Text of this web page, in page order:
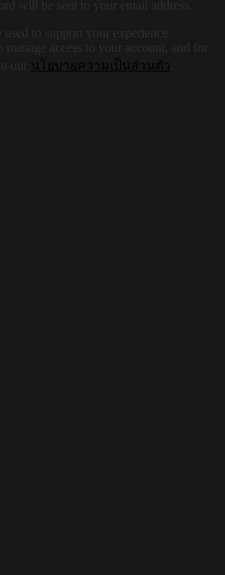
นโยบายความเป็นส่วนตัว